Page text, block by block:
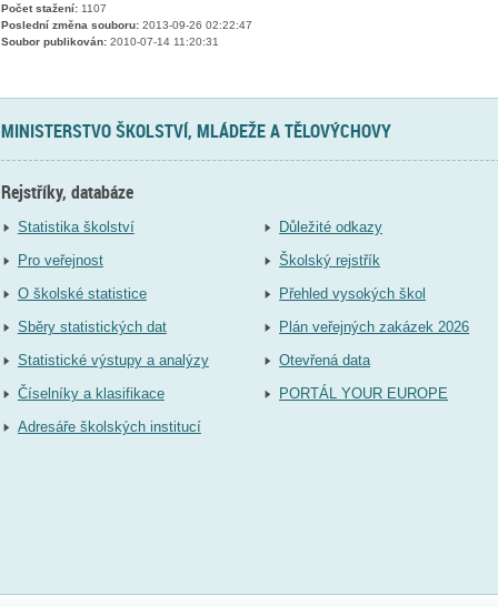
Počet stažení:1107
Poslední změna souboru:2013-09-26 02:22:47
Soubor publikován:2010-07-14 11:20:31
MINISTERSTVO ŠKOLSTVÍ, MLÁDEŽE A TĚLOVÝCHOVY
Rejstříky, databáze
Statistika školství
Pro veřejnost
O školské statistice
Sběry statistických dat
Statistické výstupy a analýzy
Číselníky a klasifikace
Adresáře školských institucí
Důležité odkazy
Školský rejstřík
Přehled vysokých škol
Plán veřejných zakázek 2026
Otevřená data
PORTÁL YOUR EUROPE